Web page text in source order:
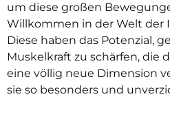
um diese großen
Willkommen in der Welt der
Diese haben das Potenzial,
Muskelkraft zu schärfen, die
eine völlig neue Dimension
sie so besonders und